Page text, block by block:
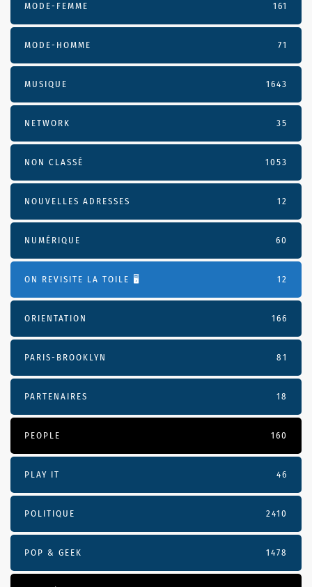
MODE-FEMME 161
MODE-HOMME 71
MUSIQUE 1643
NETWORK 35
NON CLASSÉ 1053
NOUVELLES ADRESSES 12
NUMÉRIQUE 60
ON REVISITE LA TOILE 🖥️ 12
ORIENTATION 166
PARIS-BROOKLYN 81
PARTENAIRES 18
PEOPLE 160
PLAY IT 46
POLITIQUE 2410
POP & GEEK 1478